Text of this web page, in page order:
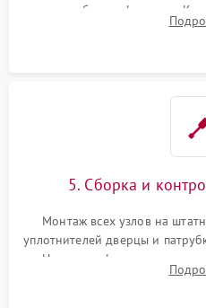
патрубках и фильтрах.
управления,
5. Сборка и
Монтаж всех узлов на
уплотнителей дверцы и
Надежная фиксация
сборка корпуса и